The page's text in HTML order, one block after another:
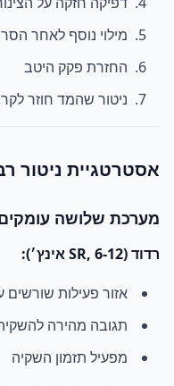
מילוי נוסף לאחר
החזרת פקק היטב
ניטור שהמד חוזר
אסטרטגיית ניטור
מערכת שלושה
רדוד (SR, 6-12 אינץ׳):
אזור פעילות שורשים
תגובה מהירה
מפעיל תזמון השקיה